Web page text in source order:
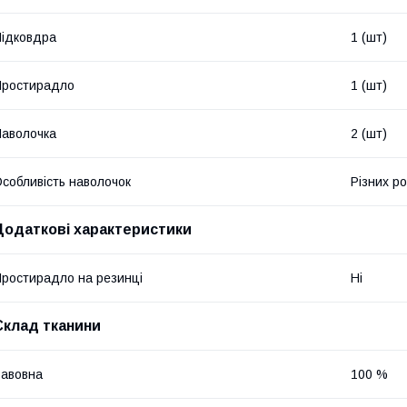
1 (шт)
1 (шт)
2 (шт)
наволочок Різних
характеристики
на резинці Ні
тканини
100 %